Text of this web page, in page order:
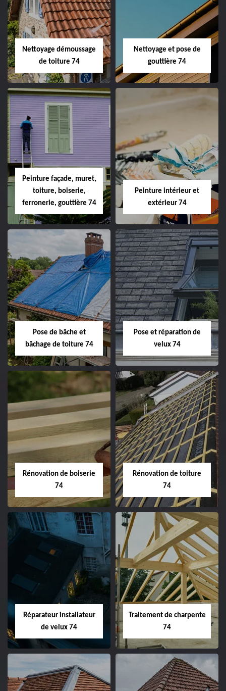
Nettoyage démoussage
de toiture 74
Nettoyage et pose de
gouttière 74
Peinture façade, muret,
toiture, boiserie,
ferronerie, gouttière 74
Peinture intérieur et
extérieur 74
Pose de bâche et
bâchage de toiture 74
Pose et réparation de
velux 74
Rénovation de boiserie
74
Rénovation de toiture
74
Réparateur installateur
de velux 74
Traitement de charpente
74